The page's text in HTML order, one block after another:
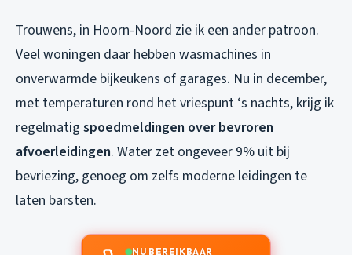
Trouwens, in Hoorn-Noord zie ik een ander patroon.
Veel woningen daar hebben wasmachines in
onverwarmde bijkeukens of garages. Nu in december,
met temperaturen rond het vriespunt ‘s nachts, krijg ik
regelmatig spoedmeldingen over bevroren
afvoerleidingen. Water zet ongeveer 9% uit bij
bevriezing, genoeg om zelfs moderne leidingen te
laten barsten.
NU BEREIKBAAR